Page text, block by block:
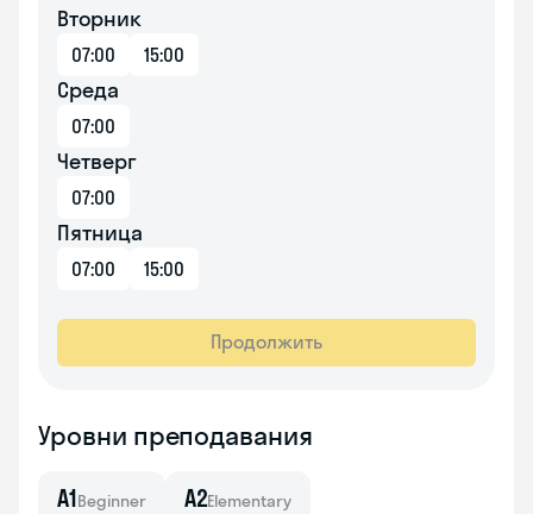
Вторник
07:00 15:00
Среда
07:00
Четверг
07:00
Пятница
07:00 15:00
Продолжить
Уровни преподавания
A1Beginner A2Elementary